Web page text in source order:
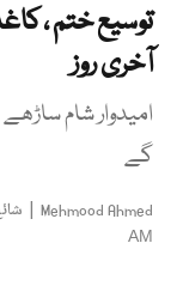
توسیع ختم ،
آخری روز
گے
Mehmood Ahmed
|
AM